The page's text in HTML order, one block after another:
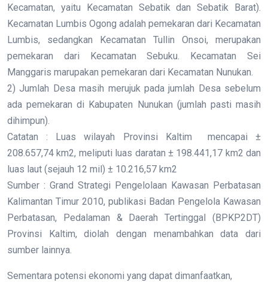
Kecamatan, yaitu Kecamatan Sebatik dan Sebatik Barat).
Kecamatan Lumbis Ogong adalah pemekaran dari Kecamatan
Lumbis, sedangkan Kecamatan Tullin Onsoi, merupakan
pemekaran dari Kecamatan Sebuku. Kecamatan Sei
Manggaris marupakan pemekaran dari Kecamatan Nunukan.
2) Jumlah Desa masih merujuk pada jumlah Desa sebelum
ada pemekaran di Kabupaten Nunukan (jumlah pasti masih
dihimpun).
Catatan : Luas wilayah Provinsi Kaltim mencapai ±
208.657,74 km2, meliputi luas daratan ± 198.441,17 km2 dan
luas laut (sejauh 12 mil) ± 10.216,57 km2
Sumber : Grand Strategi Pengelolaan Kawasan Perbatasan
Kalimantan Timur 2010, publikasi Badan Pengelola Kawasan
Perbatasan, Pedalaman & Daerah Tertinggal (BPKP2DT)
Provinsi Kaltim, diolah dengan menambahkan data dari
sumber lainnya.
Sementara potensi ekonomi yang dapat dimanfaatkan,